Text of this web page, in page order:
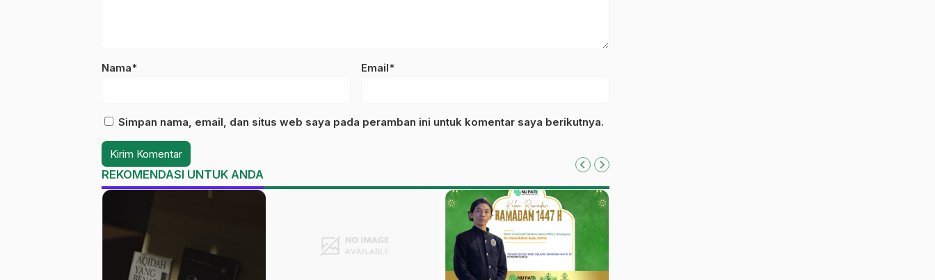
Nama* Email*
Simpan nama, email, dan situs web saya pada peramban ini untuk komentar saya berikutnya.
REKOMENDASI UNTUK ANDA